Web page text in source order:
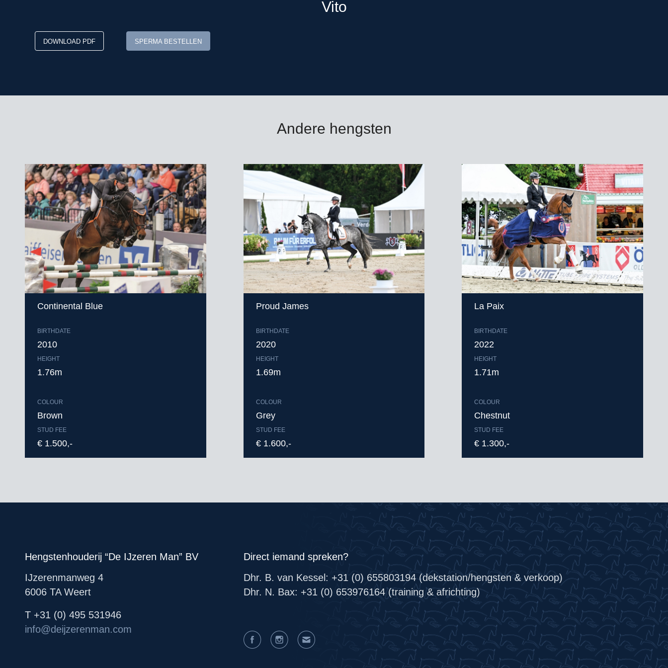
Vito
DOWNLOAD PDF SPERMA BESTELLEN
Andere hengsten
Continental Blue
BIRTHDATE
2010
HEIGHT
1.76m
COLOUR
Brown
STUD FEE
€ 1.500,-
Proud James
BIRTHDATE
2020
HEIGHT
1.69m
COLOUR
Grey
STUD FEE
€ 1.600,-
La Paix
BIRTHDATE
2022
HEIGHT
1.71m
COLOUR
Chestnut
STUD FEE
€ 1.300,-
Hengstenhouderij “De IJzeren Man” BV
IJzerenmanweg 4
6006 TA Weert
T +31 (0) 495 531946
info@deijzerenman.com
Direct iemand spreken?
Dhr. B. van Kessel: +31 (0) 655803194 (dekstation/hengsten & verkoop)
Dhr. N. Bax: +31 (0) 653976164 (training & africhting)